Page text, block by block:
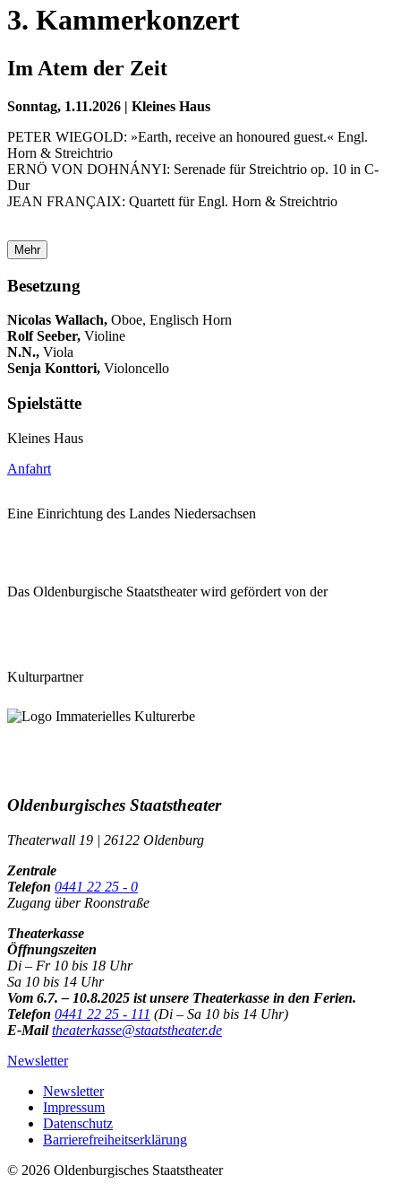
3. Kammerkonzert
Im Atem der Zeit
Sonntag, 1.11.2026 | Kleines Haus
PETER WIEGOLD: »Earth, receive an honoured guest.« Engl.
Horn & Streichtrio
ERNÖ VON DOHNÁNYI: Serenade für Streichtrio op. 10 in C-
Dur
JEAN FRANÇAIX: Quartett für Engl. Horn & Streichtrio
Mehr
Besetzung
Nicolas Wallach, Oboe, Englisch Horn
Rolf Seeber, Violine
N.N., Viola
Senja Konttori, Violoncello
Spielstätte
Kleines Haus
Anfahrt
Eine Einrichtung des Landes Niedersachsen
Das Oldenburgische Staatstheater wird gefördert von der
Kulturpartner
Oldenburgisches Staatstheater
Theaterwall 19 | 26122 Oldenburg
Zentrale
Telefon 0441 22 25 - 0
Zugang über Roonstraße
Theaterkasse
Öffnungszeiten
Di – Fr 10 bis 18 Uhr
Sa 10 bis 14 Uhr
Vom 6.7. – 10.8.2025 ist unsere Theaterkasse in den Ferien.
Telefon 0441 22 25 - 111 (Di – Sa 10 bis 14 Uhr)
E-Mail theaterkasse@staatstheater.de
Newsletter
Newsletter
Impressum
Datenschutz
Barrierefreiheitserklärung
© 2026 Oldenburgisches Staatstheater